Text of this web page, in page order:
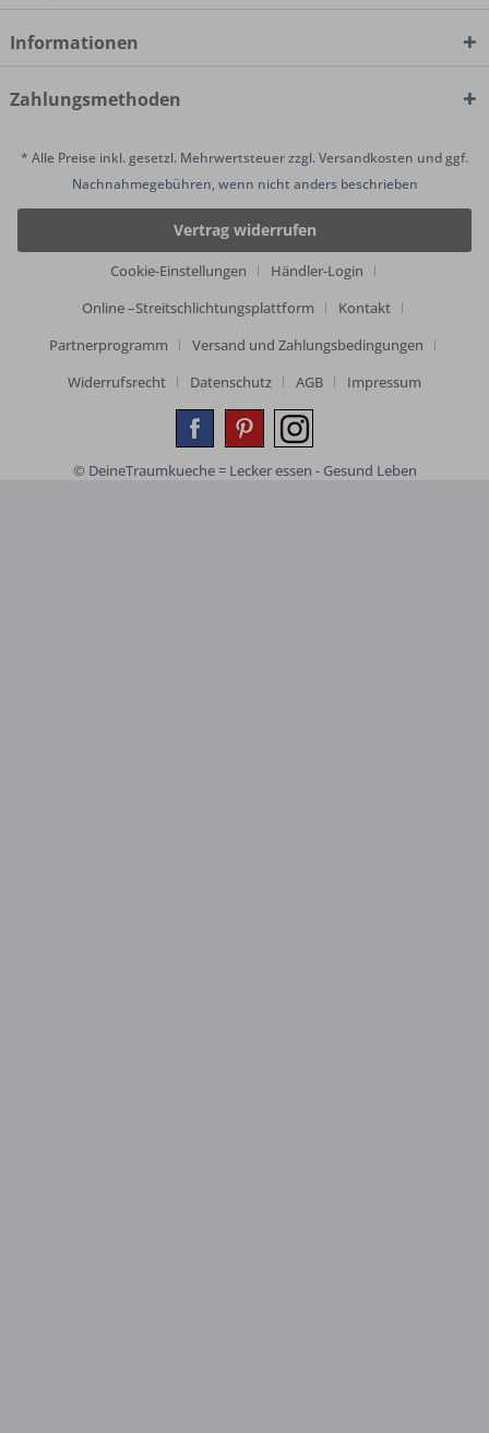
Informationen
Zahlungsmethoden
* Alle Preise inkl. gesetzl. Mehrwertsteuer zzgl.Versandkosten und ggf.
Nachnahmegebühren, wenn nicht anders beschrieben
Vertrag widerrufen
Cookie-Einstellungen
Händler-Login
Online –Streitschlichtungsplattform
Kontakt
Partnerprogramm
Versand und Zahlungsbedingungen
Widerrufsrecht
Datenschutz AGB Impressum
© DeineTraumkueche = Lecker essen - Gesund Leben